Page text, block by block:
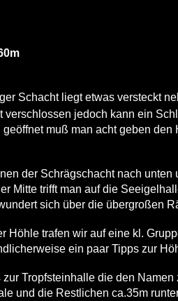
Schacht liegt etwas versteckt
verschlossen jedoch kann ein
muß man acht geben
der Schrägschacht nach
Mitte trifft man auf die
sich über die übergroßen
Höhle trafen wir auf eine kl.
ein paar Tipps zur
Tropfsteinhalle die den Namen
und die Restlichen ca.35m